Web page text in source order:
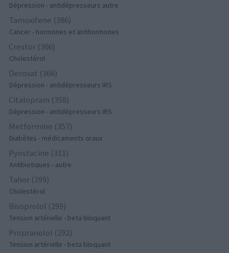
Dépression - antidépresseurs autre
Tamoxifene (386)
Cancer - hormones et antihormones
Crestor (366)
Cholestérol
Deroxat (366)
Dépression - antidépresseurs IRS
Citalopram (358)
Dépression - antidépresseurs IRS
Metformine (357)
Diabètes - médicaments oraux
Pyostacine (311)
Antibiotiques - autre
Tahor (299)
Cholestérol
Bisoprolol (299)
Tension artérielle - beta bloquant
Propranolol (292)
Tension artérielle - beta bloquant